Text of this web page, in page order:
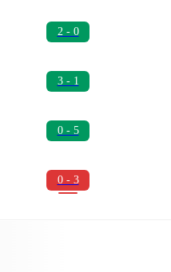
2 - 0
3 - 1
0 - 5
0 - 3